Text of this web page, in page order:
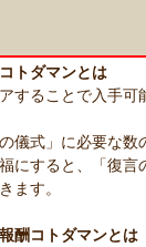
トダマンとは
することで入手可
儀式」に必要な数
にすると、「復言
ます。
酬コトダマンとは